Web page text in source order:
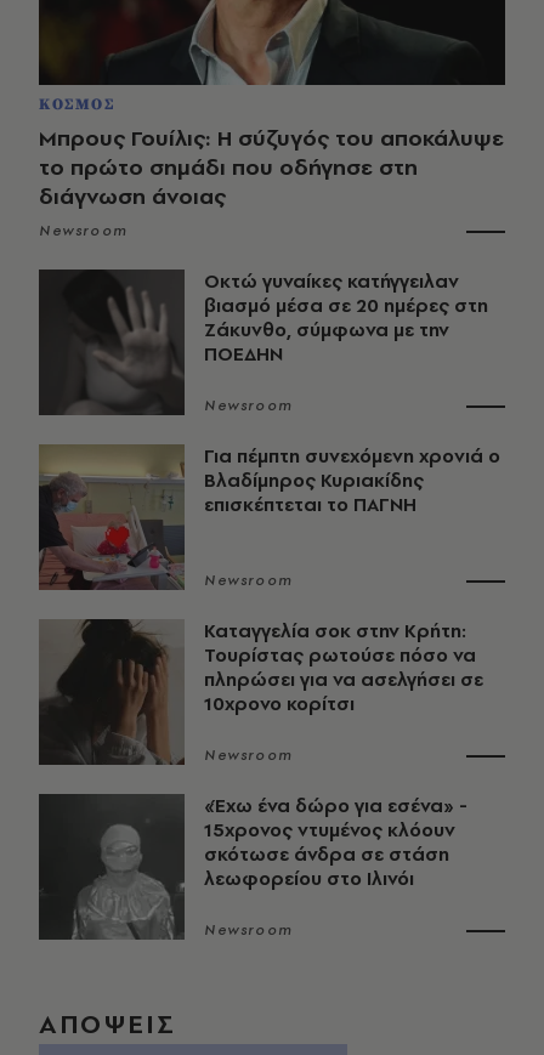
ΚΟΣΜΟΣ
Μπρους Γουίλις: Η σύζυγός του αποκάλυψε
το πρώτο σημάδι που οδήγησε στη
διάγνωση άνοιας
Newsroom
Οκτώ γυναίκες κατήγγειλαν
βιασμό μέσα σε 20 ημέρες στη
Ζάκυνθο, σύμφωνα με την
ΠΟΕΔΗΝ
Newsroom
Για πέμπτη συνεχόμενη χρονιά ο
Βλαδίμηρος Κυριακίδης
επισκέπτεται το ΠΑΓΝΗ
Newsroom
Καταγγελία σοκ στην Κρήτη:
Τουρίστας ρωτούσε πόσο να
πληρώσει για να ασελγήσει σε
10χρονο κορίτσι
Newsroom
«Έχω ένα δώρο για εσένα» -
15χρονος ντυμένος κλόουν
σκότωσε άνδρα σε στάση
λεωφορείου στο Ιλινόι
Newsroom
ΑΠΟΨΕΙΣ